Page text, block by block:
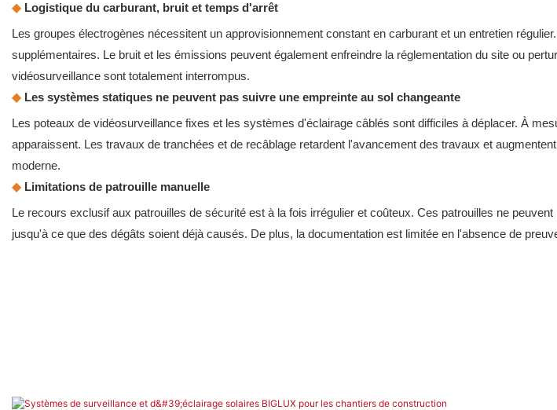
◆ Logistique du carburant, bruit et temps d'arrêt
Les groupes électrogènes nécessitent un approvisionnement constant en carburant et un entretien
supplémentaires. Le bruit et les émissions peuvent également enfreindre la réglementation du site ou
vidéosurveillance sont totalement interrompus.
◆ Les systèmes statiques ne peuvent pas suivre une empreinte au sol changeante
Les poteaux de vidéosurveillance fixes et les systèmes d'éclairage câblés sont difficiles à déplacer. À
apparaissent. Les travaux de tranchées et de recâblage retardent l'avancement des travaux et
moderne.
◆ Limitations de patrouille manuelle
Le recours exclusif aux patrouilles de sécurité est à la fois irrégulier et coûteux. Ces patrouilles ne
jusqu'à ce que des dégâts soient déjà causés. De plus, la documentation est limitée en l'absence de